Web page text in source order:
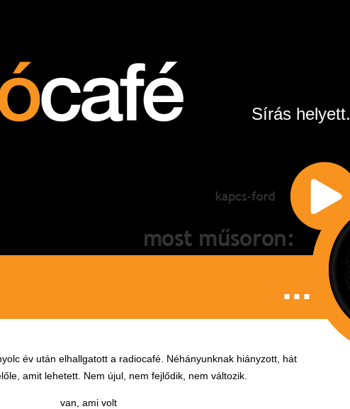
Sírás helyett.
...
év után elhallgatott a radiocafé. Néhányunknak hiányzott, hát
amit lehetett. Nem újul, nem fejlődik, nem változik.
van, ami volt